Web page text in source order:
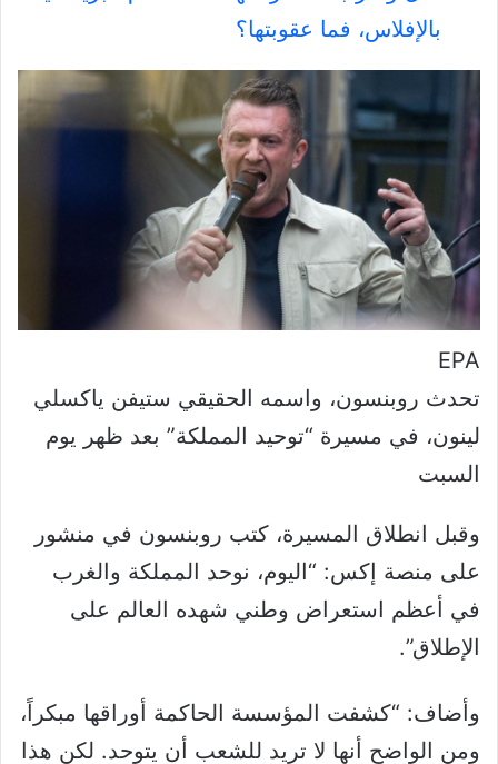
بالإفلاس، فما عقوبتها؟
EPA
تحدث روبنسون، واسمه الحقيقي ستيفن ياكسلي
لينون، في مسيرة “توحيد المملكة” بعد ظهر يوم
السبت
وقبل انطلاق المسيرة، كتب روبنسون في منشور
على منصة إكس: “اليوم، نوحد المملكة والغرب
في أعظم استعراض وطني شهده العالم على
الإطلاق”.
وأضاف: “كشفت المؤسسة الحاكمة أوراقها مبكراً،
ومن الواضح أنها لا تريد للشعب أن يتوحد. لكن هذا